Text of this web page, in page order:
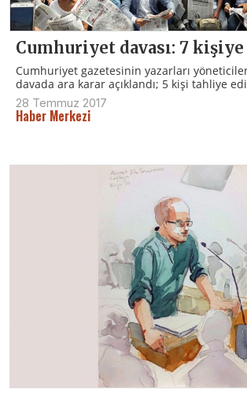
Cumhuriyet davası: 7
Cumhuriyet gazetesinin yazarları
davada ara karar açıklandı; 5 kişi tahliye
28 Temmuz 2017
Haber Merkezi